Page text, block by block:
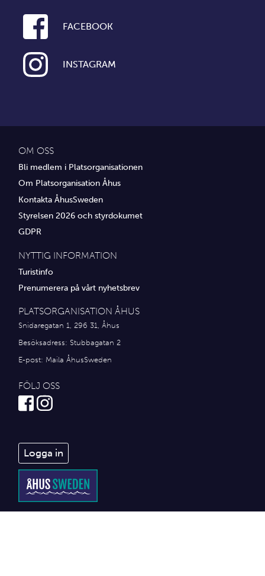
FACEBOOK
INSTAGRAM
OM OSS
Bli medlem i Platsorganisationen
Om Platsorganisation Åhus
Kontakta ÅhusSweden
Styrelsen 2026 och styrdokumet
GDPR
NYTTIG INFORMATION
Turistinfo
Prenumerera på vårt nyhetsbrev
PLATSORGANISATION ÅHUS
Snidaregatan 1, 296 31, Åhus
Besöksadress: Stubbagatan 2
E-post: Maila ÅhusSweden
FÖLJ OSS
Logga in